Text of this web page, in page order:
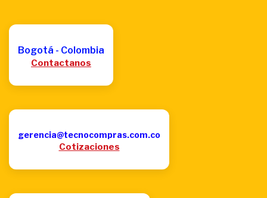
Bogotá - Colombia
Contactanos
gerencia@tecnocompras.com.co
Cotizaciones